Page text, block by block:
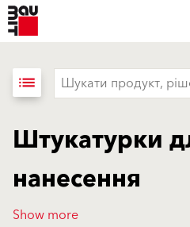
list
Штукатурки
нанесення
Show more